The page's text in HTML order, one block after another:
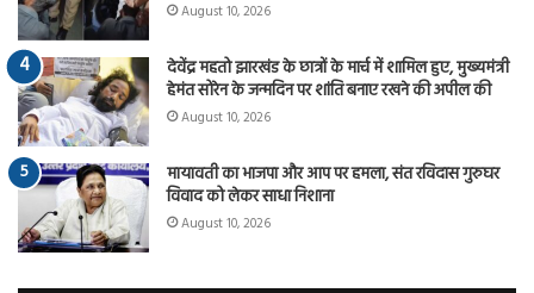
August 10, 2026
देवेंद्र महतो झारखंड के छात्रों के मार्च में शामिल हुए, मुख्यमंत्री
हेमंत सोरेन के जन्मदिन पर शांति बनाए रखने की अपील की
August 10, 2026
मायावती का भाजपा और आप पर हमला, संत रविदास गुरुघर
विवाद को लेकर साधा निशाना
August 10, 2026